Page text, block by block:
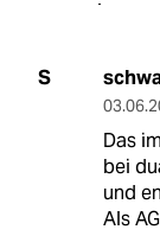
S
Das
bei
und
Als